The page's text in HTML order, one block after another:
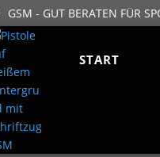
GSM - GUT BERATEN FÜR
START